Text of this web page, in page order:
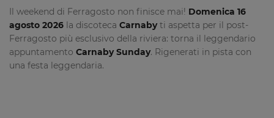
Il weekend di Ferragosto non finisce mai! Domenica 16
agosto 2026 la discoteca Carnabyti aspetta per il post-
Ferragosto più esclusivo della riviera: torna il leggendario
appuntamento Carnaby Sunday. Rigenerati in pista con
una festa leggendaria.